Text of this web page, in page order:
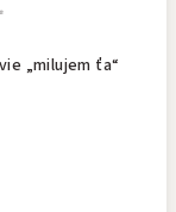
„milujem ťa“